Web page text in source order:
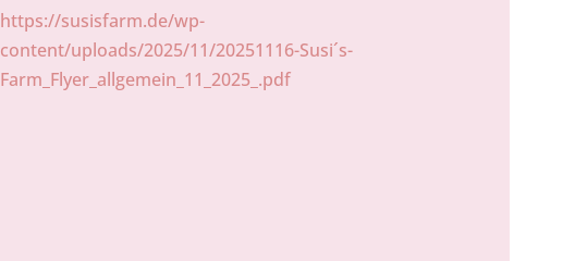
https://susisfarm.de/wp-
content/uploads/2025/11/20251116-Susi´s-
Farm_Flyer_allgemein_11_2025_.pdf